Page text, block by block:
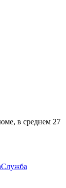
в среднем 27
Служба